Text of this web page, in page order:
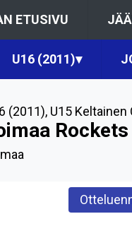
ETUSIVU
U16 (2011)▾
(2011), U15 Keltainen